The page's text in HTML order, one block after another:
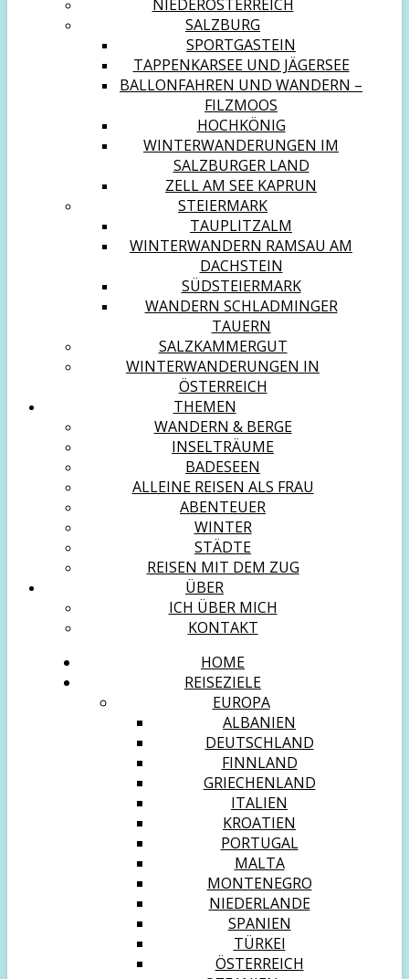
NIEDERÖSTERREICH
SALZBURG
SPORTGASTEIN
TAPPENKARSEE UND JÄGERSEE
BALLONFAHREN UND WANDERN –
FILZMOOS
HOCHKÖNIG
WINTERWANDERUNGEN IM
SALZBURGER LAND
ZELL AM SEE KAPRUN
STEIERMARK
TAUPLITZALM
WINTERWANDERN RAMSAU AM
DACHSTEIN
SÜDSTEIERMARK
WANDERN SCHLADMINGER
TAUERN
SALZKAMMERGUT
WINTERWANDERUNGEN IN
ÖSTERREICH
THEMEN
WANDERN & BERGE
INSELTRÄUME
BADESEEN
ALLEINE REISEN ALS FRAU
ABENTEUER
WINTER
STÄDTE
REISEN MIT DEM ZUG
ÜBER
ICH ÜBER MICH
KONTAKT
HOME
REISEZIELE
EUROPA
ALBANIEN
DEUTSCHLAND
FINNLAND
GRIECHENLAND
ITALIEN
KROATIEN
PORTUGAL
MALTA
MONTENEGRO
NIEDERLANDE
SPANIEN
TÜRKEI
ÖSTERREICH